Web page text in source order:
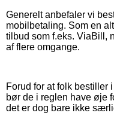
Generelt anbefaler vi
mobilbetaling. Som en
tilbud som f.eks. ViaBill,
af flere omgange.
Forud for at folk bestiller
bør de i reglen have øje
det er dog bare ikke